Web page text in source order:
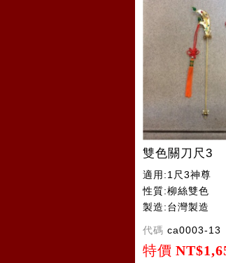
雙色關刀尺3
適用:1尺3神尊
性質:柳絲雙色
製造:台灣製造
代碼 ca0003-13
特價